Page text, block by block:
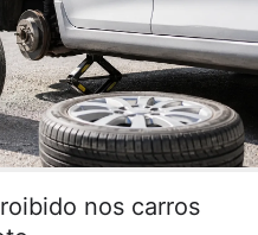
nos carros